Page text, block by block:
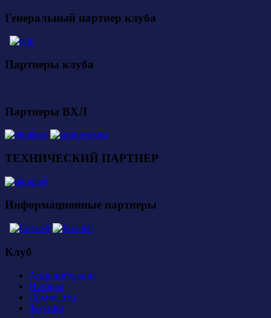
Генеральный партнер клуба
Партнеры клуба
Партнеры ВХЛ
ТЕХНИЧЕСКИЙ ПАРТНЕР
Информационные партнеры
Клуб
Администрация
История
Документы
Закупки